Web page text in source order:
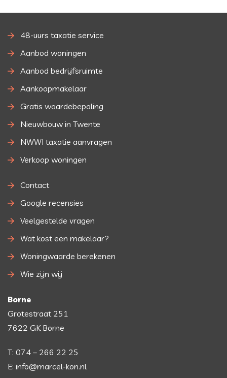
48-uurs taxatie service
Aanbod woningen
Aanbod bedrijfsruimte
Aankoopmakelaar
Gratis waardebepaling
Nieuwbouw in Twente
NWWI taxatie aanvragen
Verkoop woningen
Contact
Google recensies
Veelgestelde vragen
Wat kost een makelaar?
Woningwaarde berekenen
Wie zijn wij
Borne
Grotestraat 251
7622 GK Borne
T: 074 – 266 22 25
E: info@marcel-kon.nl